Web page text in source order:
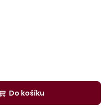
Do košíku